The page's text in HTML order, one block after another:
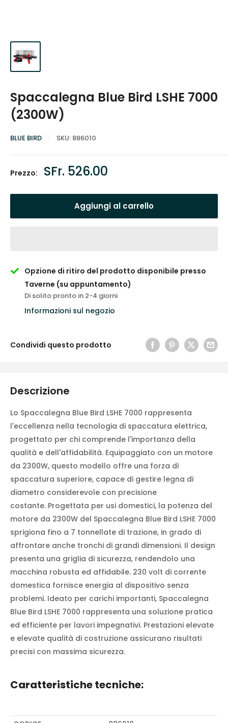
Spaccalegna Blue Bird LSHE 7000
(2300W)
BLUE BIRD SKU: 886010
Prezzo: Prezzo
SFr. 526.00
Aggiungi al carrello
Opzione di ritiro del prodotto disponibile presso
Taverne (su appuntamento)
Di solito pronto in 2-4 giorni
Informazioni sul negozio
Condividi questo prodotto
Descrizione
Lo Spaccalegna Blue Bird LSHE 7000 rappresenta
l'eccellenza nella tecnologia di spaccatura elettrica,
progettato per chi comprende l'importanza della
qualità e dell'affidabilità. Equipaggiato con un motore
da 2300W, questo modello offre una forza di
spaccatura superiore, capace di gestire legna di
diametro considerevole con precisione
costante. Progettata per usi domestici, la potenza del
motore da 2300W del Spaccalegna Blue Bird LSHE 7000
sprigiona fino a 7 tonnellate di trazione, in grado di
affrontare anche tronchi di grandi dimensioni. Il design
presenta una griglia di sicurezza, rendendolo una
macchina robusta ed affidabile. 230 volt di corrente
domestica fornisce energia al dispositivo senza
problemi. Ideato per carichi importanti, Spaccalegna
Blue Bird LSHE 7000 rappresenta una soluzione pratica
ed efficiente per lavori impegnativi. Prestazioni elevate
e elevate qualità di costruzione assicurano risultati
precisi con massima sicurezza.
Caratteristiche tecniche: